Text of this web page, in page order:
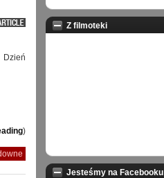
Dzień
)
Z filmoteki
Jesteśmy na Facebooku